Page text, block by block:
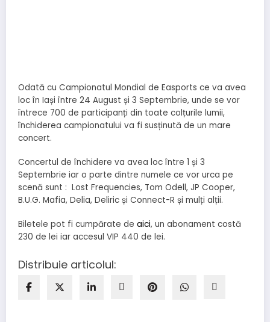
Odată cu Campionatul Mondial de Easports ce va avea
loc în Iași între 24 August și 3 Septembrie, unde se vor
întrece 700 de participanți din toate colțurile lumii,
închiderea campionatului va fi susținută de un mare
concert.
Concertul de închidere va avea loc între 1 și 3
Septembrie iar o parte dintre numele ce vor urca pe
scenă sunt : Lost Frequencies, Tom Odell, JP Cooper,
B.U.G. Mafia, Delia, Deliric și Connect-R și mulți alții.
Biletele pot fi cumpărate de aici, un abonament costă
230 de lei iar accesul VIP 440 de lei.
Distribuie articolul: